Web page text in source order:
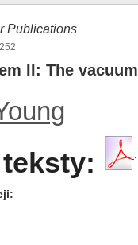
Publications
II: The vacuum
teksty: